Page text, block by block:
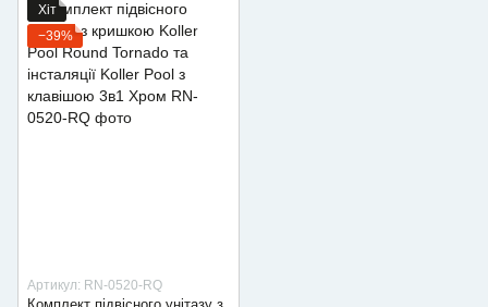
Торнадо)
Хіт
−39%
Артикул: RN-0520-RQ